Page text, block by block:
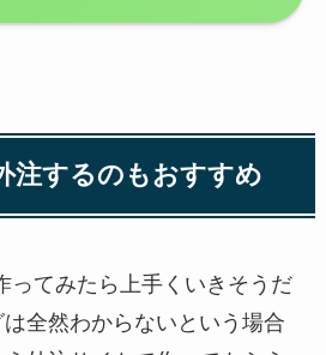
注するのもおすすめ
ってみたら上手くいきそうだ
全然わからないという場合